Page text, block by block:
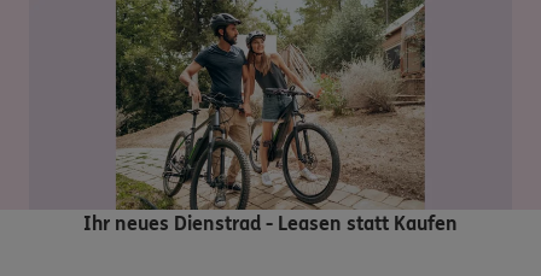
Ihr neues Dienstrad - Leasen statt Kaufen